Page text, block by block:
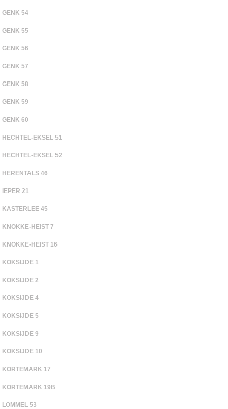
GENK 54
GENK 55
GENK 56
GENK 57
GENK 58
GENK 59
GENK 60
HECHTEL-EKSEL 51
HECHTEL-EKSEL 52
HERENTALS 46
IEPER 21
KASTERLEE 45
KNOKKE-HEIST 7
KNOKKE-HEIST 16
KOKSIJDE 1
KOKSIJDE 2
KOKSIJDE 4
KOKSIJDE 5
KOKSIJDE 9
KOKSIJDE 10
KORTEMARK 17
KORTEMARK 19B
LOMMEL 53